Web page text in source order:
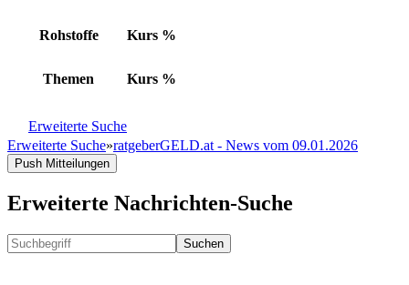
Rohstoffe Kurs %
Themen Kurs %
Erweiterte Suche
Erweiterte Suche»ratgeberGELD.at - News vom 09.01.2026
Push Mitteilungen
Erweiterte Nachrichten-Suche
Suchen